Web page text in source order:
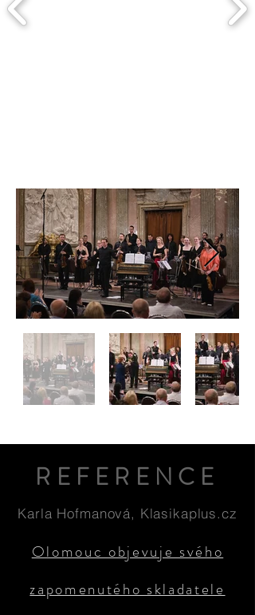
REFERENCE
Karla Hofmanová, Klasikaplus.cz
Olomouc objevuje svého
zapomenutého skladatele